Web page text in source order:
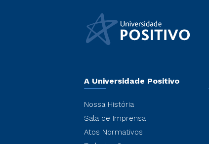
A Universidade Positivo
Nossa História
Sala de Imprensa
Atos Normativos